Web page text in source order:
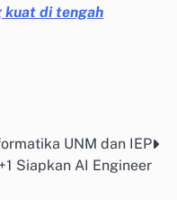
kuat di tengah
UNM dan IEP
Siapkan AI Engineer